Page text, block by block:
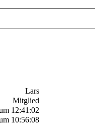
Lars
Mitglied
12:41:02
10:56:08